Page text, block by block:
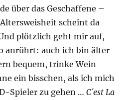
über das Geschaffene –
scheint da
plötzlich geht mir auf,
anrührt: auch ich bin älter
bequem, trinke Wein
ein bisschen, als ich mich
Spieler zu gehen …C´est La